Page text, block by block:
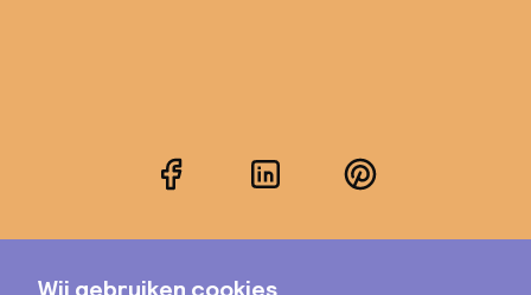
FacebookLinkedInPinterest
Instagram